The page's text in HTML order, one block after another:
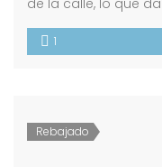
de la calle, lo que da
1
Rebajado